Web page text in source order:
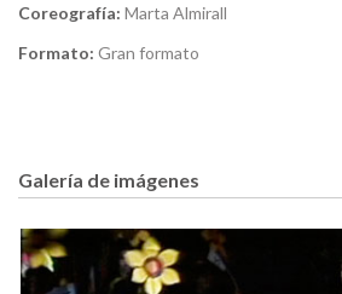
Coreografía: Marta Almirall
Formato: Gran formato
Galería de imágenes